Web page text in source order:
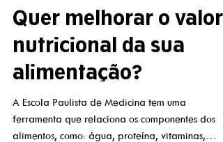
Silvia Perotti
Quer melhorar o valor
nutricional da sua